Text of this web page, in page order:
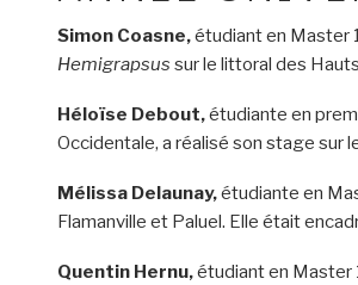
Simon Coasne,étudiant en Master
Hemigrapsus sur le littoral des
Héloïse Debout,étudiante en
Occidentale, a réalisé son stage sur
Mélissa Delaunay,étudiante en
Flamanville et Paluel. Elle était
Quentin Hernu,étudiant en Master